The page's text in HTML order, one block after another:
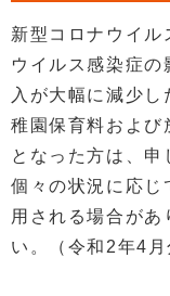
新型コロナウイル
ウイルス感染症の
入が大幅に減少
稚園保育料および
となった方は、申
個々の状況に応じ
用される場合があ
い。（令和2年4月